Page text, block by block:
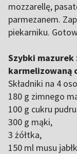
mozzarellę,
parmezanem.
piekarniku.
Szybki
karmelizowaną
Składniki na 4
180 g zimnego
100 g cukru
300 g mąki,
3 żółtka,
150 ml musu